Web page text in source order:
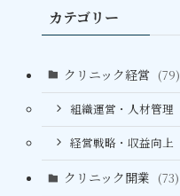
カテゴリー
クリニック経営 (79)
組織運営・人材管理
経営戦略・収益向上
クリニック開業 (73)